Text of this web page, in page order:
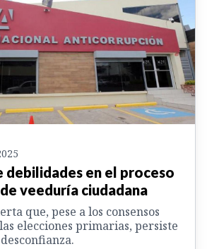
debilidades en el proceso
veeduría ciudadana
que, pese a los consensos
elecciones primarias, persiste